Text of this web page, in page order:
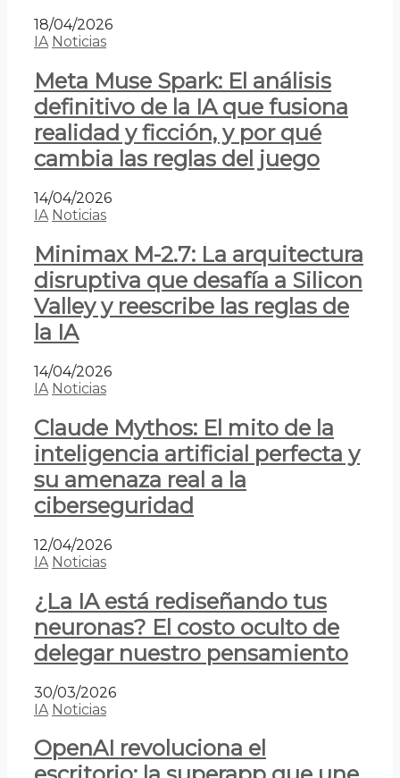
18/04/2026
IA Noticias
Meta Muse Spark: El análisis
definitivo de la IA que fusiona
realidad y ficción, y por qué
cambia las reglas del juego
14/04/2026
IA Noticias
Minimax M-2.7: La arquitectura
disruptiva que desafía a Silicon
Valley y reescribe las reglas de
la IA
14/04/2026
IA Noticias
Claude Mythos: El mito de la
inteligencia artificial perfecta y
su amenaza real a la
ciberseguridad
12/04/2026
IA Noticias
¿La IA está rediseñando tus
neuronas? El costo oculto de
delegar nuestro pensamiento
30/03/2026
IA Noticias
OpenAI revoluciona el